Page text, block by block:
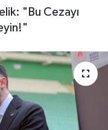
"Bu Cezayı